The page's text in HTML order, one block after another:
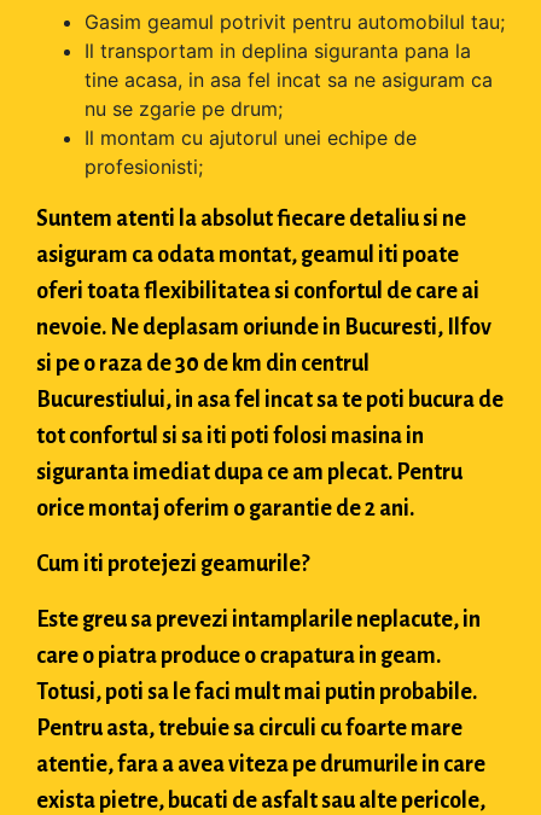
Gasim geamul potrivit pentru automobilul tau;
Il transportam in deplina siguranta pana la
tine acasa, in asa fel incat sa ne asiguram ca
nu se zgarie pe drum;
Il montam cu ajutorul unei echipe de
profesionisti;
Suntem atenti la absolut fiecare detaliu si ne
asiguram ca odata montat, geamul iti poate
oferi toata flexibilitatea si confortul de care ai
nevoie. Ne deplasam oriunde in Bucuresti, Ilfov
si pe o raza de 30 de km din centrul
Bucurestiului, in asa fel incat sa te poti bucura de
tot confortul si sa iti poti folosi masina in
siguranta imediat dupa ce am plecat. Pentru
orice montaj oferim o garantie de 2 ani.
Cum iti protejezi geamurile?
Este greu sa prevezi intamplarile neplacute, in
care o piatra produce o crapatura in geam.
Totusi, poti sa le faci mult mai putin probabile.
Pentru asta, trebuie sa circuli cu foarte mare
atentie, fara a avea viteza pe drumurile in care
exista pietre, bucati de asfalt sau alte pericole,